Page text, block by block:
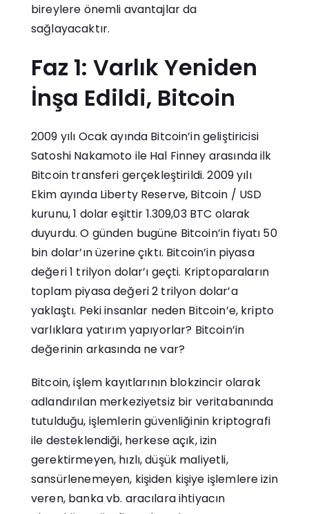
bireylere önemli avantajlar da
sağlayacaktır.
Faz 1: Varlık Yeniden
İnşa Edildi, Bitcoin
2009 yılı Ocak ayında Bitcoin’in geliştiricisi
Satoshi Nakamoto ile Hal Finney arasında ilk
Bitcoin transferi gerçekleştirildi. 2009 yılı
Ekim ayında Liberty Reserve, Bitcoin / USD
kurunu, 1 dolar eşittir 1.309,03 BTC olarak
duyurdu. O günden bugüne Bitcoin’in fiyatı 50
bin dolar’ın üzerine çıktı. Bitcoin’in piyasa
değeri 1 trilyon dolar’ı geçti. Kriptoparaların
toplam piyasa değeri 2 trilyon dolar’a
yaklaştı. Peki insanlar neden Bitcoin’e, kripto
varlıklara yatırım yapıyorlar? Bitcoin’in
değerinin arkasında ne var?
Bitcoin, işlem kayıtlarının blokzincir olarak
adlandırılan merkeziyetsiz bir veritabanında
tutulduğu, işlemlerin güvenliğinin kriptografi
ile desteklendiği, herkese açık, izin
gerektirmeyen, hızlı, düşük maliyetli,
sansürlenemeyen, kişiden kişiye işlemlere izin
veren, banka vb. aracılara ihtiyacın